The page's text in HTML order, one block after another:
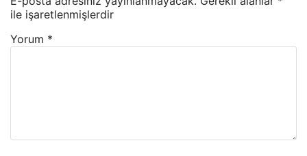
ile işaretlenmişlerdir
Yorum *